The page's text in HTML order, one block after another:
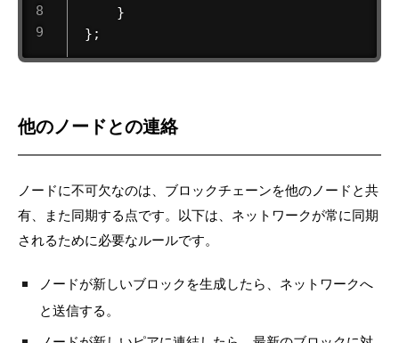
     }
};
他のノードとの連絡
ノードに不可欠なのは、ブロックチェーンを他のノードと共
有、また同期する点です。以下は、ネットワークが常に同期
されるために必要なルールです。
ノードが新しいブロックを生成したら、ネットワークへ
と送信する。